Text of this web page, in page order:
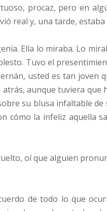
procaz, pero en
real y, una tarde,
Ella lo miraba. Lo
Tuvo el
usted es tan joven
aunque tuviera que
su blusa infaltable de
cómo la infeliz aquella
oí que alguien
de todo lo que